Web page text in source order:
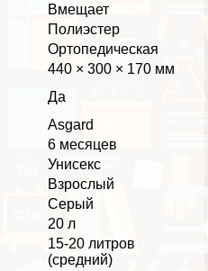
Вмещает
Полиэстер
Ортопедическая
440 × 300 × 170 мм
Да
Asgard
6 месяцев
Униceкc
Взрослый
Серый
20 л
15-20 литров
(средний)